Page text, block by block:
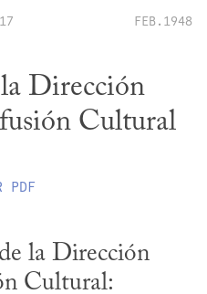
17 FEB.1948
Dirección
Cultural
PDF
la Dirección
Cultural: